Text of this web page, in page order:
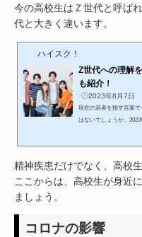
今の高校生はＺ世代と呼ば
代と大きく違います。
ハイスク！
Z世代への理解
も紹介！
2023年8月7日
現在の若者を指す言葉
はないでしょうか。
知識Z世代が育ってきた
歩です。まずはZ世代に
精神疾患だけでなく、高校
ここからは、高校生が身近
ましょう。
コロナの影響